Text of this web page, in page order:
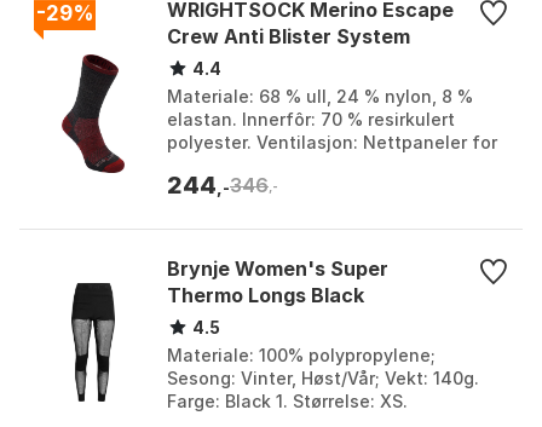
-29%
WRIGHTSOCK Merino Escape
Crew Anti Blister System
4.4
Materiale: 68 % ull, 24 % nylon, 8 %
elastan. Innerfôr: 70 % resirkulert
polyester. Ventilasjon: Nettpaneler for
fotseng ...
244 ,-346,-
Brynje Women's Super
Thermo Longs Black
4.5
Materiale: 100% polypropylene;
Sesong: Vinter, Høst/Vår; Vekt: 140g.
Farge: Black 1. Størrelse: XS.